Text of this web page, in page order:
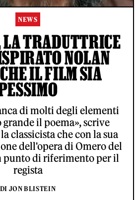
NEWS
LA TRADUTTRICE
NOLAN
IL FILM SIA
di molti degli elementi
il poema», scrive
classicista che con la sua
dell'opera di Omero del
punto di riferimento per il
regista
DI JON BLISTEIN